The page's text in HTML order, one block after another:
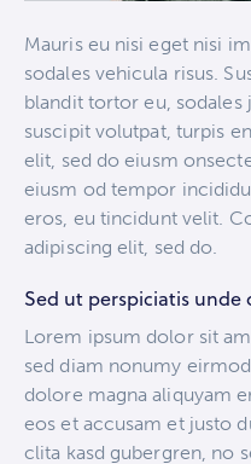
Mauris eu nisi eget nisi
sodales vehicula risus.
blandit tortor eu,
suscipit volutpat, turpis
elit, sed do eiusm
eiusm od tempor
eros, eu tincidunt velit.
adipiscing elit, sed do.
Sed ut perspiciatis unde
Lorem ipsum dolor sit
sed diam nonumy
dolore magna aliquyam
eos et accusam et justo
clita kasd gubergren, no